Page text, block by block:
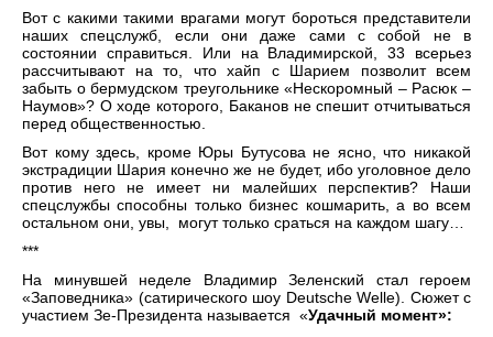
Вот с какими такими врагами могут бороться представители
наших спецслужб, если они даже сами с собой не в
состоянии справиться. Или на Владимирской, 33 всерьез
рассчитывают на то, что хайп с Шарием позволит всем
забыть о бермудском треугольнике «Нескоромный – Расюк –
Наумов»? О ходе которого, Баканов не спешит отчитываться
перед общественностью.
Вот кому здесь, кроме Юры Бутусова не ясно, что никакой
экстрадиции Шария конечно же не будет, ибо уголовное дело
против него не имеет ни малейших перспектив? Наши
спецслужбы способны только бизнес кошмарить, а во всем
остальном они, увы, могут только сраться на каждом шагу…
***
На минувшей неделе Владимир Зеленский стал героем
«Заповедника» (сатирического шоу Deutsche Welle). Сюжет с
участием Зе-Президента называется «Удачный момент»: